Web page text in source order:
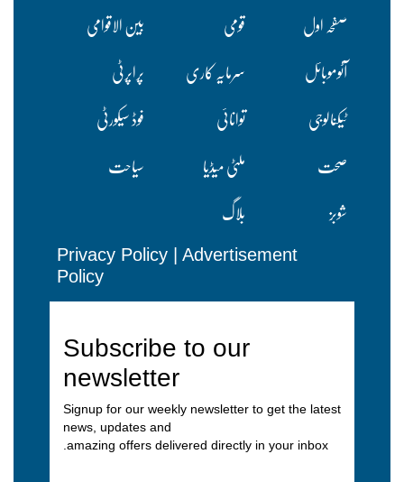
صفحہ اول قومی
بین الاقوامی
آٹوموبائل
سرمایہ کاری
پراپرٹی
ٹیکنالوجی
توانائی
فوڈ سیکورٹی
صحت
ملٹی میڈیا
سیاحت
شوبز
بلاگ
Privacy Policy | Advertisement
Policy
Subscribe to our
newsletter
Signup for our weekly newsletter to get the latest
news, updates and
amazing offers delivered directly in your inbox.